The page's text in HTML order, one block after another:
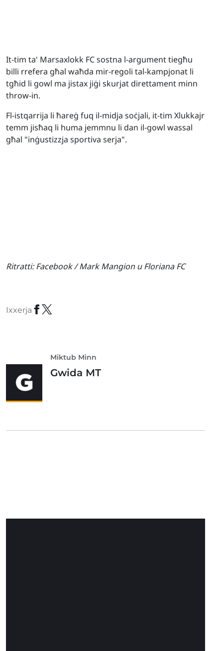
It-tim ta' Marsaxlokk FC sostna l-argument tiegħu
billi rrefera għal waħda mir-regoli tal-kampjonat li
tgħid li gowl ma jistax jiġi skurjat direttament minn
throw-in.
Fl-istqarrija li ħareġ fuq il-midja soċjali, it-tim Xlukkajr
temm jisħaq li huma jemmnu li dan il-gowl wassal
għal "inġustizzja sportiva serja".
Ritratti: Facebook / Mark Mangion u Floriana FC
Ixxerja
Miktub Minn
Gwida MT